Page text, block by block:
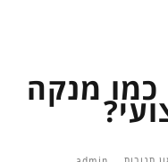
כמו מנקה